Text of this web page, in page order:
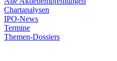
Chartanalysen
IPO-News
Termine
Themen-Dossiers